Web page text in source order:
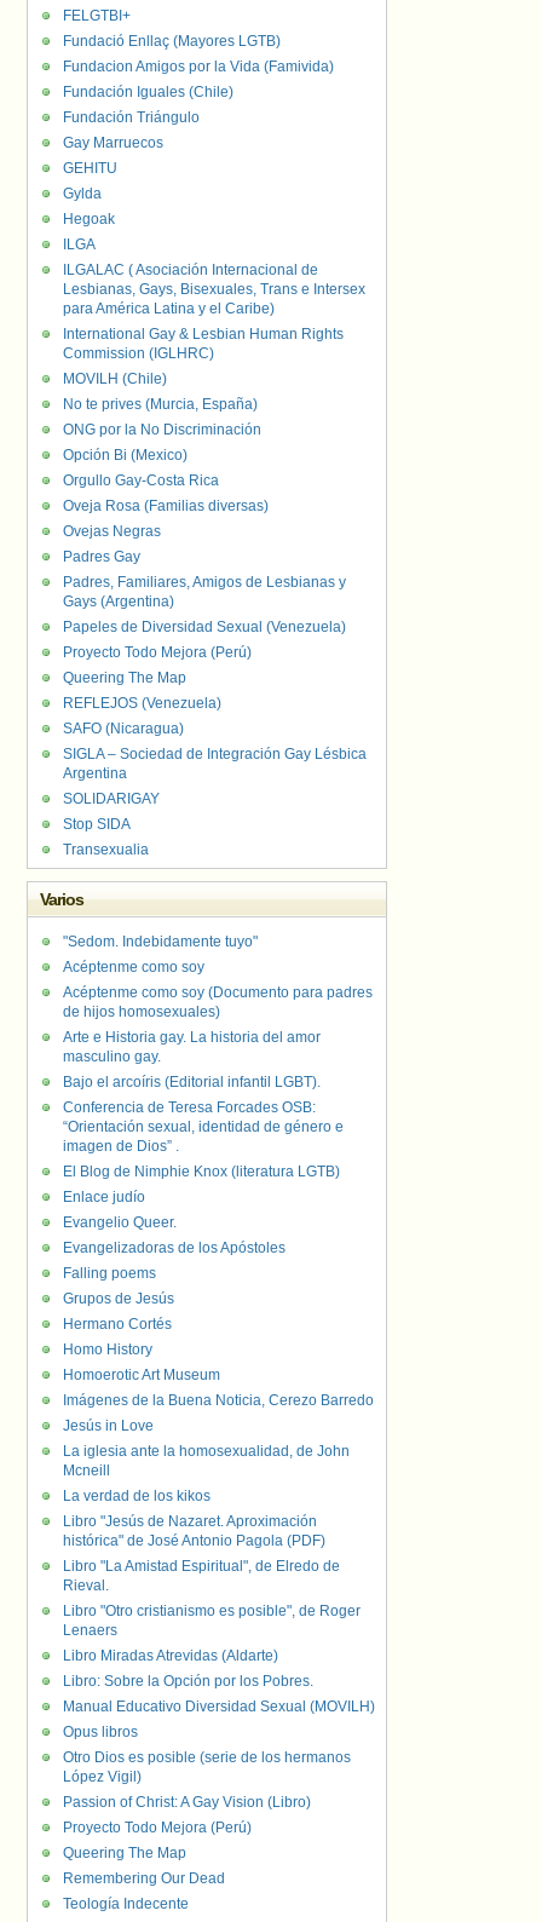
FELGTBI+
Fundació Enllaç (Mayores LGTB)
Fundacion Amigos por la Vida (Famivida)
Fundación Iguales (Chile)
Fundación Triángulo
Gay Marruecos
GEHITU
Gylda
Hegoak
ILGA
ILGALAC ( Asociación Internacional de
Lesbianas, Gays, Bisexuales, Trans e Intersex
para América Latina y el Caribe)
International Gay & Lesbian Human Rights
Commission (IGLHRC)
MOVILH (Chile)
No te prives (Murcia, España)
ONG por la No Discriminación
Opción Bi (Mexico)
Orgullo Gay-Costa Rica
Oveja Rosa (Familias diversas)
Ovejas Negras
Padres Gay
Padres, Familiares, Amigos de Lesbianas y
Gays (Argentina)
Papeles de Diversidad Sexual (Venezuela)
Proyecto Todo Mejora (Perú)
Queering The Map
REFLEJOS (Venezuela)
SAFO (Nicaragua)
SIGLA – Sociedad de Integración Gay Lésbica
Argentina
SOLIDARIGAY
Stop SIDA
Transexualia
Varios
"Sedom. Indebidamente tuyo"
Acéptenme como soy
Acéptenme como soy (Documento para padres
de hijos homosexuales)
Arte e Historia gay. La historia del amor
masculino gay.
Bajo el arcoíris (Editorial infantil LGBT).
Conferencia de Teresa Forcades OSB:
“Orientación sexual, identidad de género e
imagen de Dios” .
El Blog de Nimphie Knox (literatura LGTB)
Enlace judío
Evangelio Queer.
Evangelizadoras de los Apóstoles
Falling poems
Grupos de Jesús
Hermano Cortés
Homo History
Homoerotic Art Museum
Imágenes de la Buena Noticia, Cerezo Barredo
Jesús in Love
La iglesia ante la homosexualidad, de John
Mcneill
La verdad de los kikos
Libro "Jesús de Nazaret. Aproximación
histórica" de José Antonio Pagola (PDF)
Libro "La Amistad Espiritual", de Elredo de
Rieval.
Libro "Otro cristianismo es posible", de Roger
Lenaers
Libro Miradas Atrevidas (Aldarte)
Libro: Sobre la Opción por los Pobres.
Manual Educativo Diversidad Sexual (MOVILH)
Opus libros
Otro Dios es posible (serie de los hermanos
López Vigil)
Passion of Christ: A Gay Vision (Libro)
Proyecto Todo Mejora (Perú)
Queering The Map
Remembering Our Dead
Teología Indecente